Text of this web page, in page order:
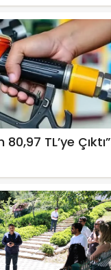
TL’ye Çıktı”